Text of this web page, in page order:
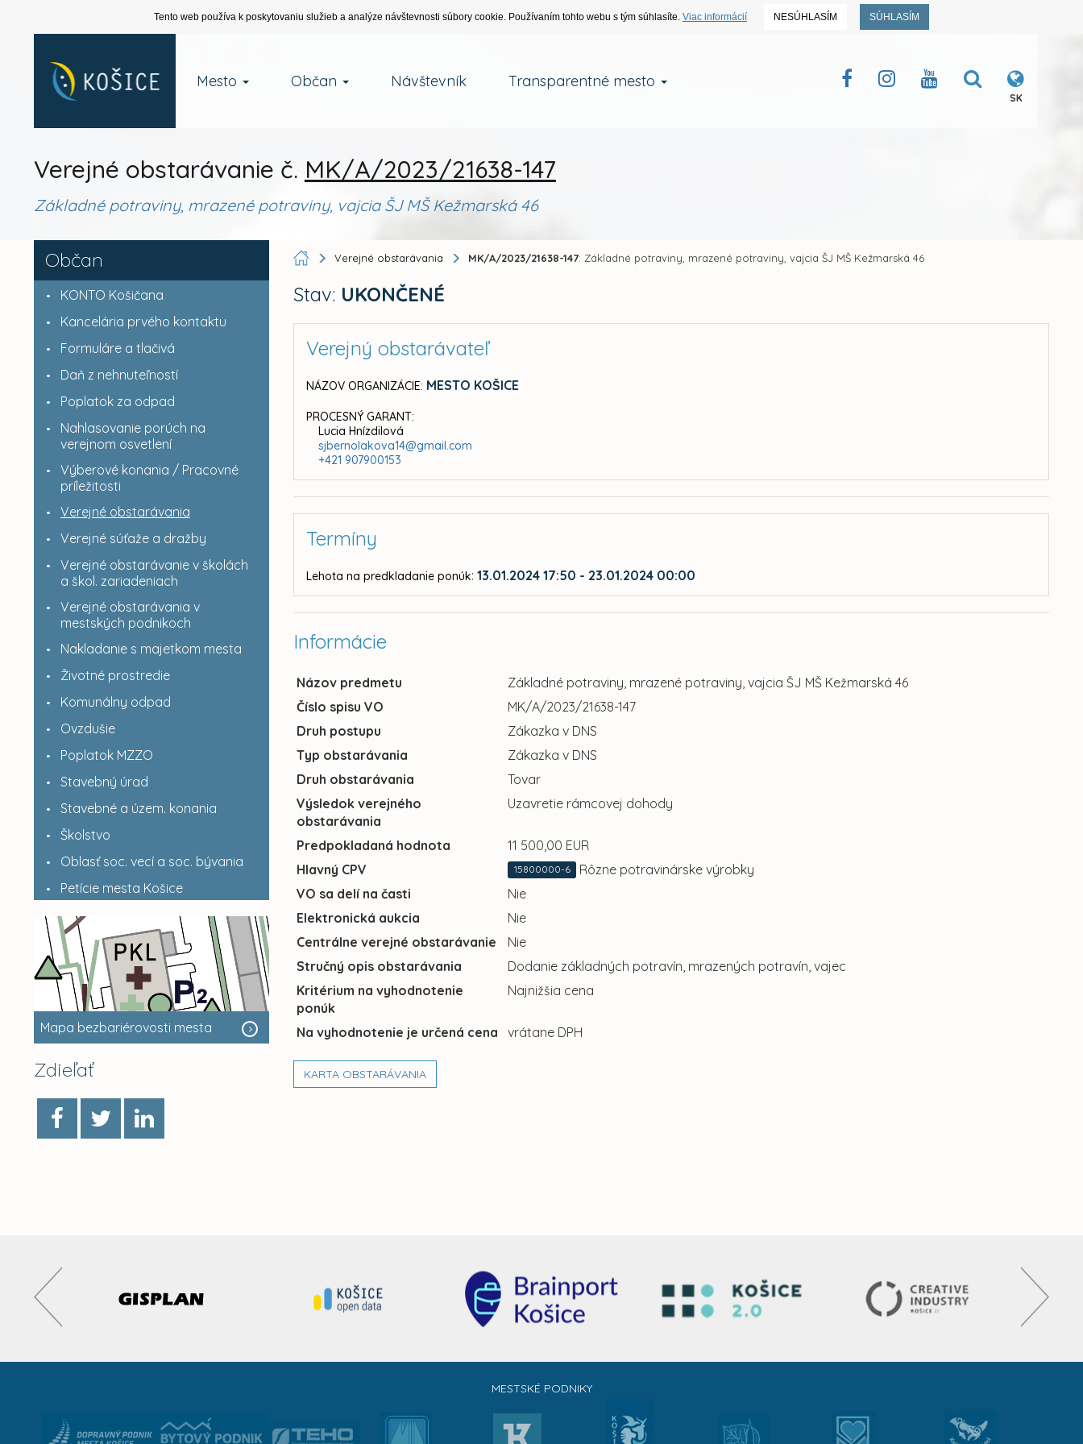
Tento web používa k poskytovaniu služieb a analýze návštevnosti súbory cookie. Používaním tohto webu s tým súhlasíte. Viac informácií NESÚHLASÍM SÚHLASÍM
Mesto Občan Návštevník Transparentné mesto
SK
Verejné obstarávanie č. MK/A/2023/21638-147
Základné potraviny, mrazené potraviny, vajcia ŠJ MŠ Kežmarská 46
Občan
KONTO Košičana
Kancelária prvého kontaktu
Formuláre a tlačivá
Daň z nehnuteľností
Poplatok za odpad
Nahlasovanie porúch na
verejnom osvetlení
Výberové konania / Pracovné
príležitosti
Verejné obstarávania
Verejné súťaže a dražby
Verejné obstarávanie v školách
a škol. zariadeniach
Verejné obstarávania v
mestských podnikoch
Nakladanie s majetkom mesta
Životné prostredie
Komunálny odpad
Ovzdušie
Poplatok MZZO
Stavebný úrad
Stavebné a územ. konania
Školstvo
Oblasť soc. vecí a soc. bývania
Petície mesta Košice
Mapa bezbariérovosti mesta
Zdieľať
Verejné obstarávania MK/A/2023/21638-147: Základné potraviny, mrazené potraviny, vajcia ŠJ MŠ Kežmarská 46
Stav: UKONČENÉ
Verejný obstarávateľ
NÁZOV ORGANIZÁCIE: MESTO KOŠICE
PROCESNÝ GARANT:
Lucia Hnízdilová
sjbernolakova14@gmail.com
+421 907900153
Termíny
Lehota na predkladanie ponúk:13.01.2024 17:50 - 23.01.2024 00:00
Informácie
Názov predmetu
Základné potraviny, mrazené potraviny, vajcia ŠJ MŠ Kežmarská 46
Číslo spisu VO
MK/A/2023/21638-147
Druh postupu
Zákazka v DNS
Typ obstarávania
Zákazka v DNS
Druh obstarávania
Tovar
Výsledok verejného
obstarávania
Uzavretie rámcovej dohody
Predpokladaná hodnota
11 500,00 EUR
Hlavný CPV
15800000-6
Rôzne potravinárske výrobky
VO sa delí na časti
Nie
Elektronická aukcia
Nie
Centrálne verejné obstarávanie
Nie
Stručný opis obstarávania
Dodanie základných potravín, mrazených potravín, vajec
Kritérium na vyhodnotenie
ponúk
Najnižšia cena
Na vyhodnotenie je určená cena vrátane DPH
KARTA OBSTARÁVANIA
MESTSKÉ PODNIKY